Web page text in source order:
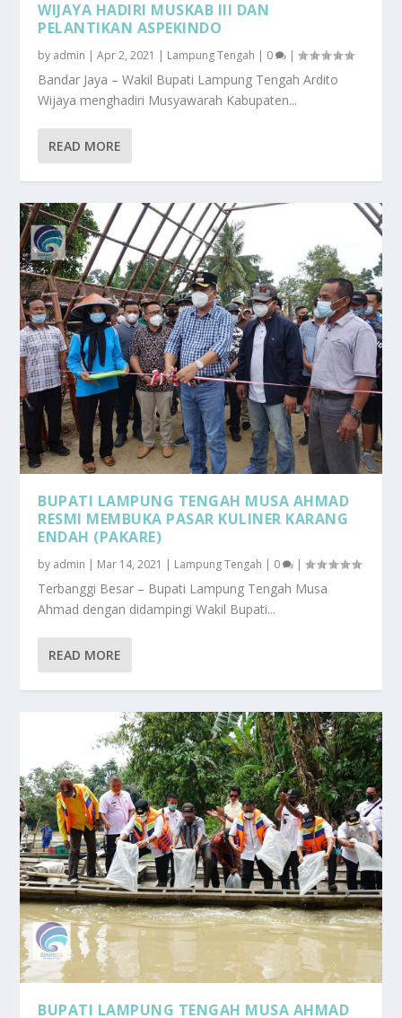
WIJAYA HADIRI MUSKAB III DAN
PELANTIKAN ASPEKINDO
by admin |Apr 2, 2021 | Lampung Tengah | 0 |
Bandar Jaya – Wakil Bupati Lampung Tengah Ardito
Wijaya menghadiri Musyawarah Kabupaten...
READ MORE
BUPATI LAMPUNG TENGAH MUSA AHMAD
RESMI MEMBUKA PASAR KULINER KARANG
ENDAH (PAKARE)
by admin | Mar 14, 2021 | Lampung Tengah | 0 |
Terbanggi Besar – Bupati Lampung Tengah Musa
Ahmad dengan didampingi Wakil Bupati...
READ MORE
BUPATI LAMPUNG TENGAH MUSA AHMAD